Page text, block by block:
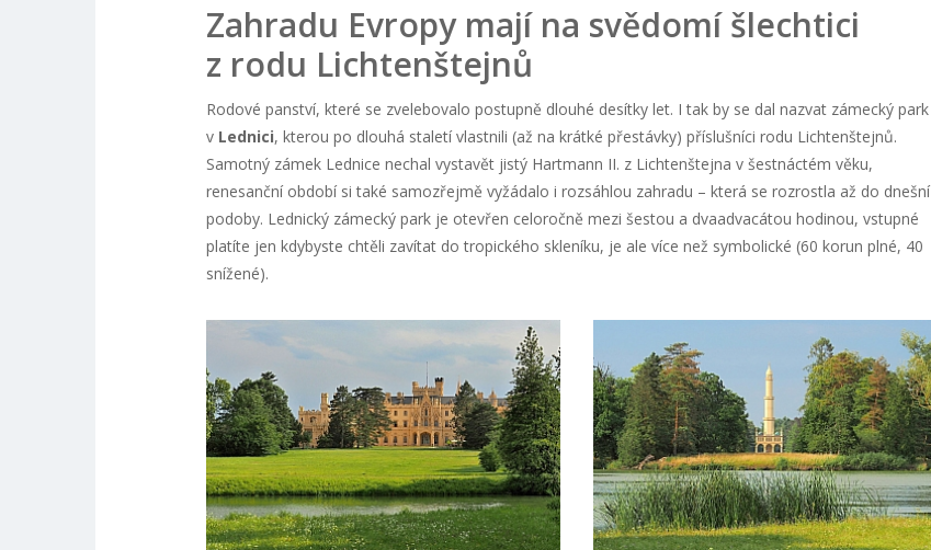
Zahradu Evropy mají na svědomí šlechtici
z rodu Lichtenštejnů
Rodové panství, které se zvelebovalo postupně dlouhé desítky let. I tak by se dal nazvat zámecký park
v Lednici, kterou po dlouhá staletí vlastnili (až na krátké přestávky) příslušníci rodu Lichtenštejnů.
Samotný zámek Lednice nechal vystavět jistý Hartmann II. z Lichtenštejna v šestnáctém věku,
renesanční období si také samozřejmě vyžádalo i rozsáhlou zahradu – která se rozrostla až do dnešní
podoby. Lednický zámecký park je otevřen celoročně mezi šestou a dvaadvacátou hodinou, vstupné
platíte jen kdybyste chtěli zavítat do tropického skleníku, je ale více než symbolické (60 korun plné, 40
snížené).